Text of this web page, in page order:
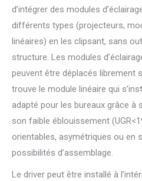
d’intégrer des modules
différents types (projecteurs,
linéaires) en les clipsant, sans
structure. Les modules
peuvent être déplacés librement
trouve le module linéaire qui
adapté pour les bureaux grâce
son faible éblouissement
orientables, asymétriques ou en
possibilités d’assemblage.
Le driver peut être installé à